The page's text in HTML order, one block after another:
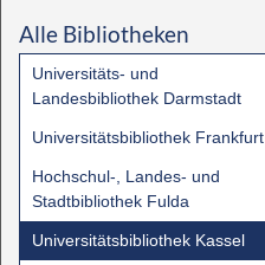
Alle Bibliotheken
Universitäts- und
Landesbibliothek Darmstadt
Universitätsbibliothek Frankfurt
Hochschul-, Landes- und
Stadtbibliothek Fulda
Universitätsbibliothek Kassel